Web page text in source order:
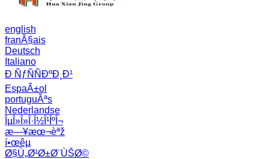
english
franÃ§ais
Deutsch
Italiano
Ð ÑƒÑÑÐºÐ¸Ð¹
EspaÃ±ol
portuguÃªs
Nederlandse
ÎµÎ»Î»Î·Î½Î¹ÎºÎ¬
æ—¥æœ¬èªž
í•œêµ­
Ø§Ù„Ø¹Ø±Ø¨ÙŠØ©